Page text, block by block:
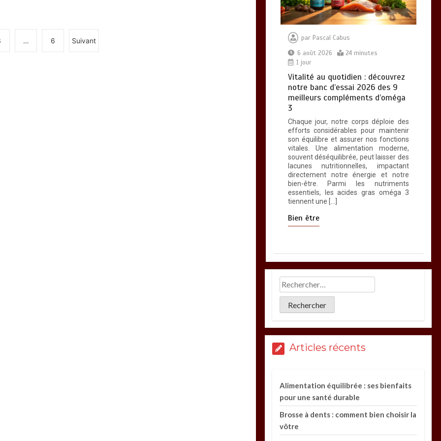
… 6 Suivant par Pascal Cabus
6 août 2026
24 minutes
1 jour
Vitalité au quotidien : découvrez
notre banc d’essai 2026 des 9
meilleurs compléments d’oméga
3
Chaque jour, notre corps déploie des
efforts considérables pour maintenir
son équilibre et assurer nos fonctions
vitales. Une alimentation moderne,
souvent déséquilibrée, peut laisser des
lacunes nutritionnelles, impactant
directement notre énergie et notre
bien-être. Parmi les nutriments
essentiels, les acides gras oméga 3
tiennent une […]
Bien être
Articles récents
Alimentation équilibrée : ses bienfaits
pour une santé durable
Brosse à dents : comment bien choisir la
vôtre